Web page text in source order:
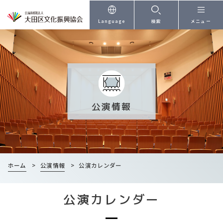
本文へ
Language 検索 メニュー
公演情報
ホーム > 公演情報 > 公演カレンダー
公演カレンダー